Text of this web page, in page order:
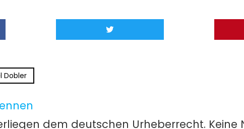
Dobler
dem deutschen Urheberrecht.